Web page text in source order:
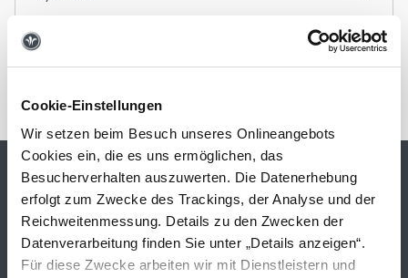
Cookie-Einstellungen
Wir setzen beim Besuch unseres Onlineangebots
Cookies ein, die es uns ermöglichen, das
Besucherverhalten auszuwerten. Die Datenerhebung
erfolgt zum Zwecke des Trackings, der Analyse und der
Reichweitenmessung. Details zu den Zwecken der
Datenverarbeitung finden Sie unter „Details anzeigen“.
Für diese Zwecke arbeiten wir mit Dienstleistern und
MODELL